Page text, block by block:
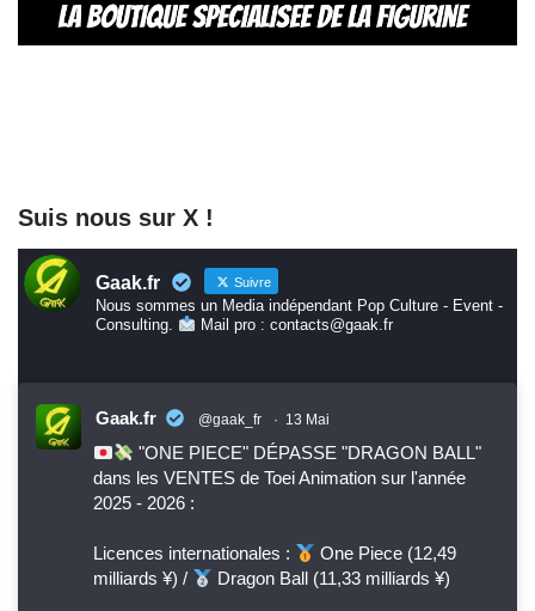
Suis nous sur X !
Gaak.fr Suivre
Nous sommes un Media indépendant Pop Culture - Event -
Consulting.
Mail pro : contacts@gaak.fr
Gaak.fr @gaak_fr · 13 Mai
"ONE PIECE" DÉPASSE "DRAGON BALL"
dans les VENTES de Toei Animation sur l'année
2025 - 2026 :
Licences internationales :
One Piece (12,49
milliards ¥) /
Dragon Ball (11,33 milliards ¥)